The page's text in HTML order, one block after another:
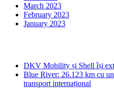
March 2023
February 2023
January 2023
DKV Mobility și Shell își
Blue River: 26.123 km cu
transport internațional